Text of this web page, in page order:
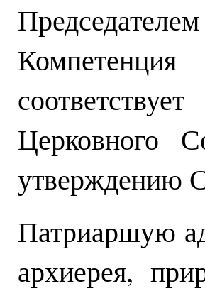
Компетенция
Церковного
утверждению
Патриаршую
архиерея,